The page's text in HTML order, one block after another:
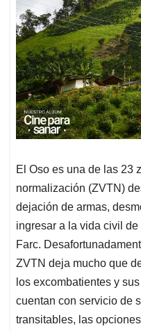
El Oso es una de las 23
normalización (ZVTN)
dejación de armas,
ingresar a la vida civil
Farc.
ZVTN deja mucho que
los excombatientes y
cuentan con servicio de
transitables, las